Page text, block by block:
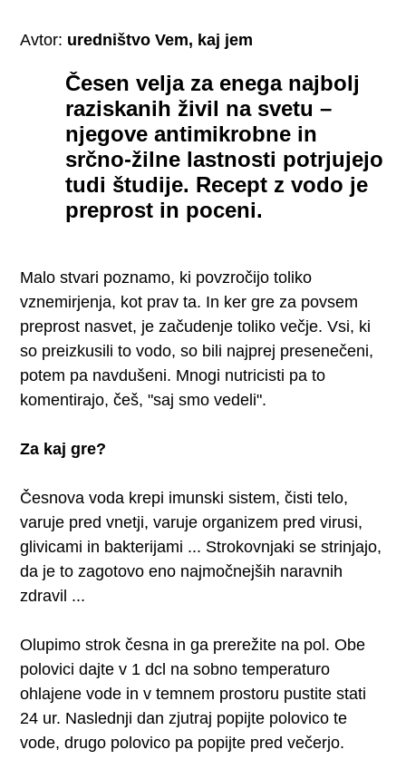
Avtor: uredništvo Vem, kaj jem
Česen velja za enega najbolj
raziskanih živil na svetu –
njegove antimikrobne in
srčno-žilne lastnosti potrjujejo
tudi študije. Recept z vodo je
preprost in poceni.
Malo stvari poznamo, ki povzročijo toliko
vznemirjenja, kot prav ta. In ker gre za povsem
preprost nasvet, je začudenje toliko večje. Vsi, ki
so preizkusili to vodo, so bili najprej presenečeni,
potem pa navdušeni. Mnogi nutricisti pa to
komentirajo, češ, "saj smo vedeli".
Za kaj gre?
Česnova voda krepi imunski sistem, čisti telo,
varuje pred vnetji, varuje organizem pred virusi,
glivicami in bakterijami ... Strokovnjaki se strinjajo,
da je to zagotovo eno najmočnejših naravnih
zdravil ...
Olupimo strok česna in ga prerežite na pol. Obe
polovici dajte v 1 dcl na sobno temperaturo
ohlajene vode in v temnem prostoru pustite stati
24 ur. Naslednji dan zjutraj popijte polovico te
vode, drugo polovico pa popijte pred večerjo.